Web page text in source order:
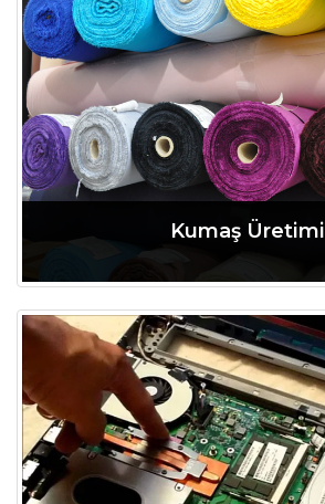
Kumaş Üretimi
Tamamını Oku